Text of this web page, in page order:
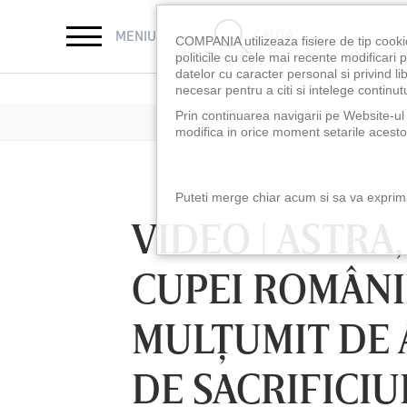
MENIU CAUTĂ
VIDEO |
CUPEI
MULŢUMIT DE
DE
SÂMBĂTĂ 08 AUG, 18:30 SÂMBĂTĂ 08
COMPANIA utilizeaza fisiere de tip
politicile cu cele mai recente modificari
datelor cu caracter personal si privind
necesar pentru a citi si intelege
Prin continuarea navigarii pe Website-
modifica in orice moment setarile
Puteti merge chiar acum si sa va